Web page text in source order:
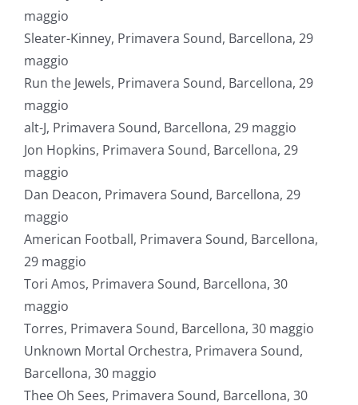
maggio
Sleater-Kinney, Primavera Sound, Barcellona, 29
maggio
Run the Jewels, Primavera Sound, Barcellona, 29
maggio
alt-J, Primavera Sound, Barcellona, 29 maggio
Jon Hopkins, Primavera Sound, Barcellona, 29
maggio
Dan Deacon, Primavera Sound, Barcellona, 29
maggio
American Football, Primavera Sound, Barcellona,
29 maggio
Tori Amos, Primavera Sound, Barcellona, 30
maggio
Torres, Primavera Sound, Barcellona, 30 maggio
Unknown Mortal Orchestra, Primavera Sound,
Barcellona, 30 maggio
Thee Oh Sees, Primavera Sound, Barcellona, 30